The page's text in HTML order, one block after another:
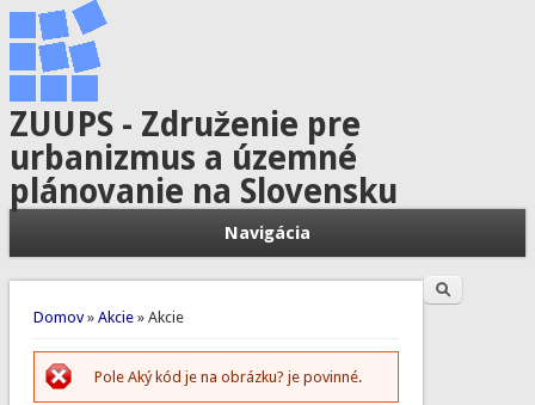
ZUUPS - Združenie pre
urbanizmus a územné
plánovanie na Slovensku
Navigácia
Nachádzate sa tu
Domov» Akcie» Akcie
Chybová správa
Pole Aký kód je na obrázku? je povinné.
Vyhľadávanie Hľadať